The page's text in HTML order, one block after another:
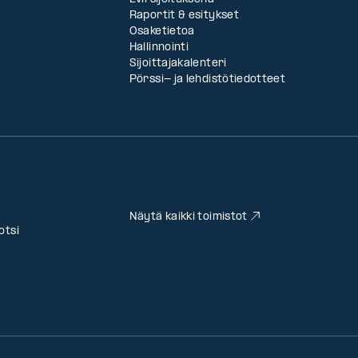
Raportit & esitykset
Osaketietoa
Hallinnointi
Sijoittajakalenteri
Pörssi- ja lehdistötiedotteet
Näytä kaikki toimistot